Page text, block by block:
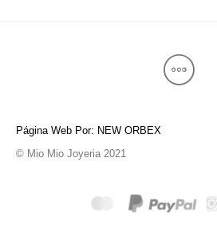
Página Web Por: NEW ORBEX
© Mio Mio Joyeria 2021